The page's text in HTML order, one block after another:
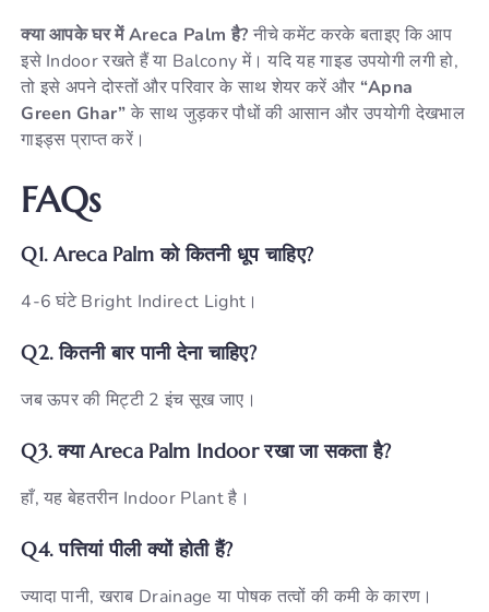
क्या आपके घर में Areca Palm है? नीचे कमेंट करके बताइए कि आप
इसे Indoor रखते हैं या Balcony में। यदि यह गाइड उपयोगी लगी हो,
तो इसे अपने दोस्तों और परिवार के साथ शेयर करें और “Apna
Green Ghar” के साथ जुड़कर पौधों की आसान और उपयोगी देखभाल
गाइड्स प्राप्त करें।
FAQs
Q1. Areca Palm को कितनी धूप चाहिए?
4-6 घंटे Bright Indirect Light।
Q2. कितनी बार पानी देना चाहिए?
जब ऊपर की मिट्टी 2 इंच सूख जाए।
Q3. क्या Areca Palm Indoor रखा जा सकता है?
हाँ, यह बेहतरीन Indoor Plant है।
Q4. पत्तियां पीली क्यों होती हैं?
ज्यादा पानी, खराब Drainage या पोषक तत्वों की कमी के कारण।